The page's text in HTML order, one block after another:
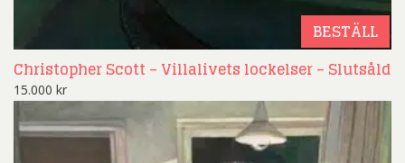
BESTÄLL
Christopher Scott – Villalivets lockelser – Slutsåld
15.000 kr